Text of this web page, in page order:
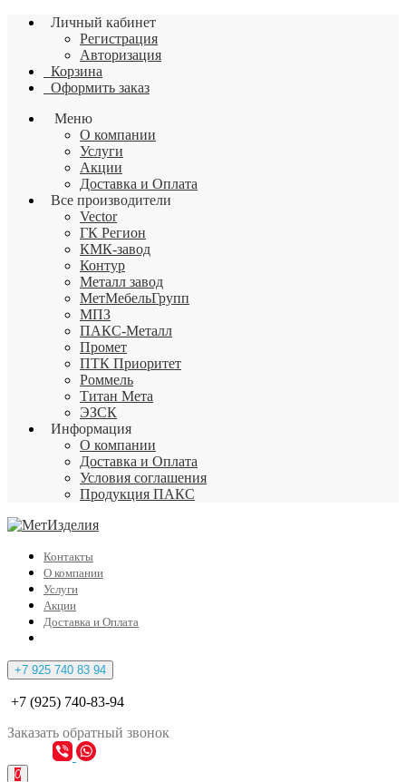
Личный кабинет
Регистрация
Авторизация
Корзина
Оформить заказ
Меню
О компании
Услуги
Акции
Доставка и Оплата
Все производители
Vector
ГК Регион
КМК-завод
Контур
Металл завод
МетМебельГрупп
МПЗ
ПАКС-Металл
Промет
ПТК Приоритет
Роммель
Титан Мета
ЭЗСК
Информация
О компании
Доставка и Оплата
Условия соглашения
Продукция ПАКС
Контакты
О компании
Услуги
Акции
Доставка и Оплата
+7 925 740 83 94
+7 (925) 740-83-94
Заказать обратный звонок
0